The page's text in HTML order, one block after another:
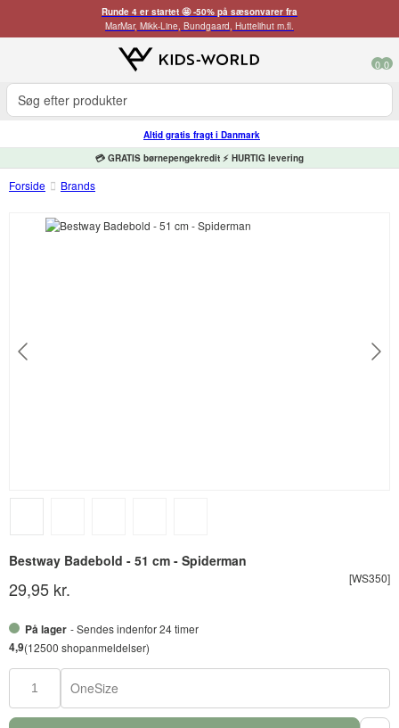
Runde 4 er startet 🤩 -50% på sæsonvarer fra
MarMar, Mikk-Line, Bundgaard, Huttelihut m.fl.
0 0
Altid gratis fragt i Danmark
💳 GRATIS børnepengekredit ⚡ HURTIG levering
Forside Brands
Bestway Badebold - 51 cm - Spiderman
[WS350]
29,95 kr.
På lager - Sendes indenfor 24 timer
4,9(12500 shopanmeldelser)
OneSize